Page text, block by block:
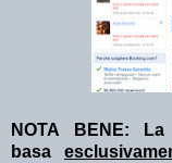
NOTA BENE:
basa